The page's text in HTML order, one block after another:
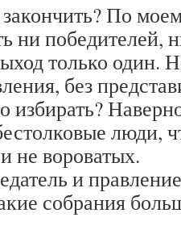
По
ни победителей,
только один.
без
избирать?
люди,
не вороватых.
и
собрания